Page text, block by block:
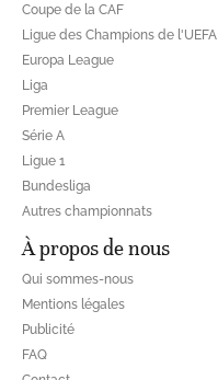
Coupe de la CAF
Ligue des Champions de l'UEFA
Europa League
Liga
Premier League
Série A
Ligue 1
Bundesliga
Autres championnats
À propos de nous
Qui sommes-nous
Mentions légales
Publicité
FAQ